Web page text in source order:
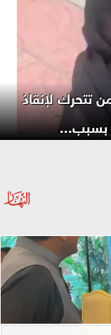
تتحرك لإنقاذ
بسبب...